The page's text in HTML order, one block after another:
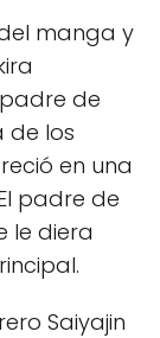
manga y
de
de los
en una
padre de
le diera
Saiyajin